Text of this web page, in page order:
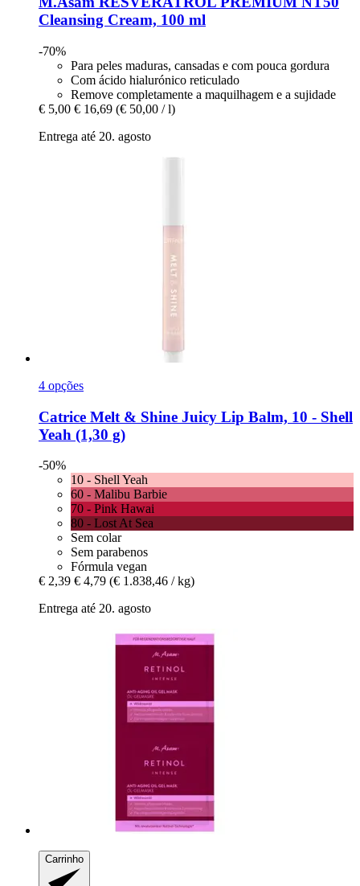
Cleansing Cream, 100 ml
-70%
Para peles maduras, cansadas e com pouca gordura
Com ácido hialurónico reticulado
Remove completamente a maquilhagem e a sujidade
€ 5,00 € 16,69 (€ 50,00 / l)
Entrega até 20. agosto
4 opções
Catrice Melt & Shine Juicy Lip Balm, 10 -​ Shell
Yeah (1,30 g)
-50%
10 - Shell Yeah
60 - Malibu Barbie
70 - Pink Hawai
80 - Lost At Sea
Sem colar
Sem parabenos
Fórmula vegan
€ 2,39 € 4,79 (€ 1.838,46 / kg)
Entrega até 20. agosto
Carrinho